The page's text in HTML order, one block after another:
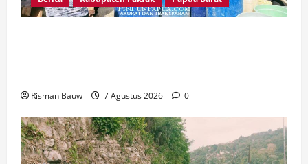
Risman Bauw 7 Agustus 2026 0